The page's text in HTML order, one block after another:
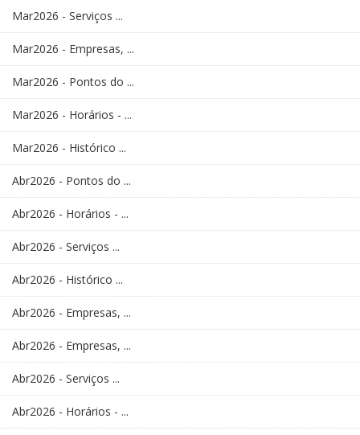
Mar2026 - Serviços ...
Mar2026 - Empresas, ...
Mar2026 - Pontos do ...
Mar2026 - Horários - ...
Mar2026 - Histórico ...
Abr2026 - Pontos do ...
Abr2026 - Horários - ...
Abr2026 - Serviços ...
Abr2026 - Histórico ...
Abr2026 - Empresas, ...
Abr2026 - Empresas, ...
Abr2026 - Serviços ...
Abr2026 - Horários - ...